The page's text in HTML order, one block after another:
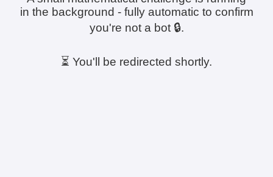
in the background - fully automatic to confirm
you're not a bot 🔒.
⏳ You'll be redirected shortly.